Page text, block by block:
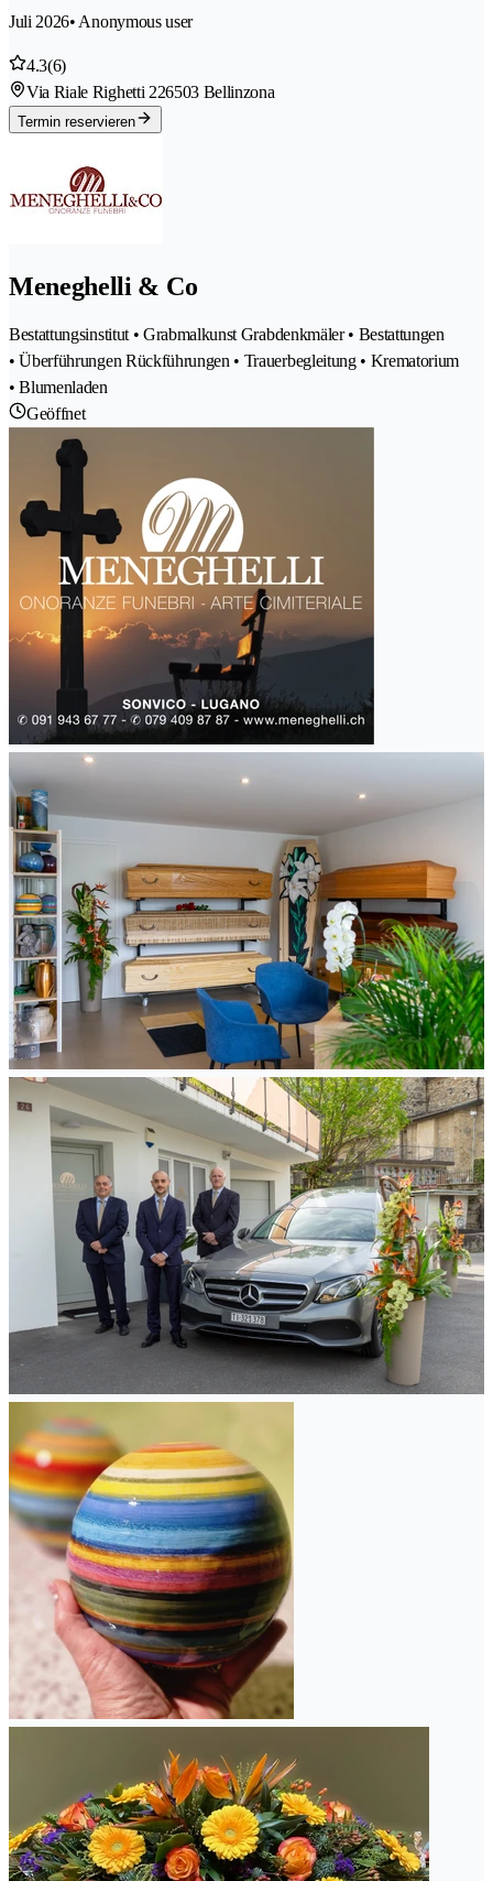
Juli 2026• Anonymous user
4.3(6)
Via Riale Righetti 226503 Bellinzona
Termin reservieren
Meneghelli & Co
Bestattungsinstitut • Grabmalkunst Grabdenkmäler • Bestattungen
• Überführungen Rückführungen • Trauerbegleitung • Krematorium
• Blumenladen
Geöffnet